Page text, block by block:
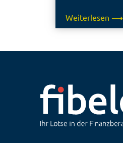
Weiterlesen ⟶